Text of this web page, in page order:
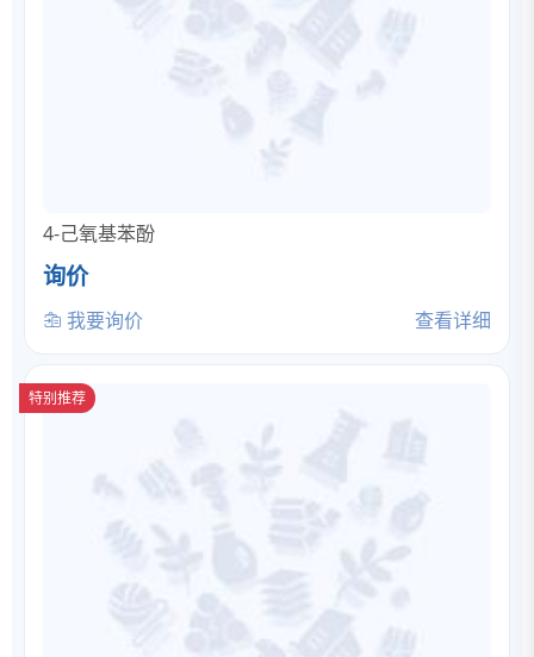
4-己氧基苯酚
询价
我要询价 查看详细
特别推荐